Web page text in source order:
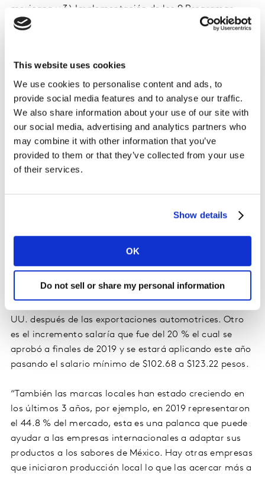
This website uses cookies
We use cookies to personalise content and ads, to
provide social media features and to analyse our traffic.
We also share information about your use of our site with
our social media, advertising and analytics partners who
may combine it with other information that you’ve
provided to them or that they’ve collected from your use
of their services.
Show details
OK
Do not sell or share my personal information
mexicana y 3) Implementación de los 9 Programas
sociales que estará efectuando el gobierno actual”.
ratifique el acuerdo que beneficiará a los tres países y
que permitirá que haya crecimiento en la economía
mexicana. La implementación del Plan Nacional de
Desarrollo 2020, en la cual se contemplan 9 programas
de apoyo del gobierno con un total de 249 mil 957
millones de pesos los cuales serán para: Becas para el
Bienestar, Jóvenes construyendo el futuro, Jóvenes
escribiendo el futuro en educación, Bienestar adultos
Mejoramiento urbano y Tandas para el Bienestar.
Otra de las palancas serán las remesas, éstas
pasado, lo que equivale a 26 mil millones de dólares y
vienen principalmente de Estados Unidos, por lo que
UU. después de las exportaciones automotrices. Otro
es el incremento salaría que fue del 20 % el cual se
aprobó a finales de 2019 y se estará aplicando este año
pasando el salario mínimo de $102.68 a $123.22 pesos.
“También las marcas locales han estado creciendo en
los últimos 3 años, por ejemplo, en 2019 representaron
el 44.8 % del mercado, esta es una palanca que puede
ayudar a las empresas internacionales a adaptar sus
productos a los sabores de México. Hay otras empresas
que iniciaron producción local lo que las acercar más a